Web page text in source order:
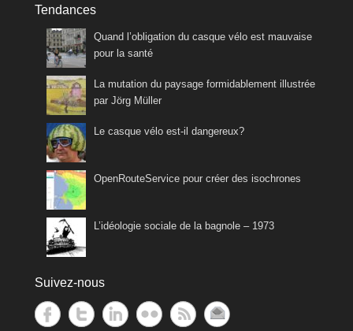
Tendances
Quand l’obligation du casque vélo est mauvaise
pour la santé
La mutation du paysage formidablement illustrée
par Jörg Müller
Le casque vélo est-il dangereux?
OpenRouteService pour créer des isochrones
L’idéologie sociale de la bagnole – 1973
Suivez-nous